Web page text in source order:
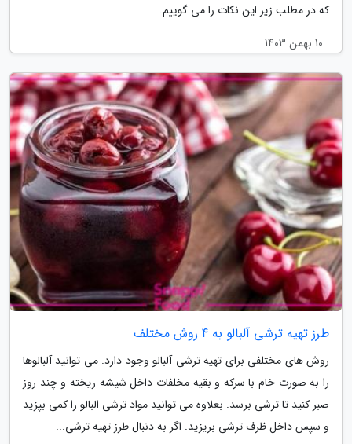
که در مطلب زیر این نکات را می گوییم.
10 بهمن 1403
طرز تهیه ترشی آلبالو به 4 روش مختلف
روش های مختلفی برای تهیه ترشی آلبالو وجود دارد. می توانید آلبالوها
را به صورت خام با سرکه و بقیه مخلفات داخل شیشه ریخته و چند روز
صبر کنید تا ترشی برسد. بعلاوه می توانید مواد ترشی البالو را کمی بپزید
و سپس داخل ظرف ترشی بریزید. اگر به دنبال طرز تهیه ترشی...